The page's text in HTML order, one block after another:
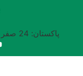
پاکستان: 24 صفر 1448